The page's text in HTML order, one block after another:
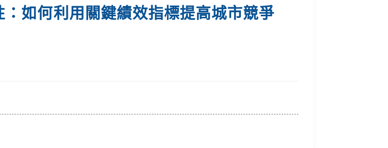
如何利用關鍵績效指標提高城市競爭